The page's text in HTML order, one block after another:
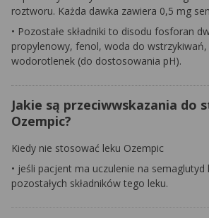
roztworu. Każda dawka zawiera 0,5 mg
• Pozostałe składniki to disodu fosforan
propylenowy, fenol, woda do
wodorotlenek (do dostosowania pH).
Jakie są przeciwwskazania do
Ozempic?
Kiedy nie stosować leku Ozempic
• jeśli pacjent ma uczulenie na
pozostałych składników tego leku.